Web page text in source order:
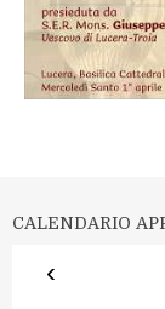
CALENDARIO
‹